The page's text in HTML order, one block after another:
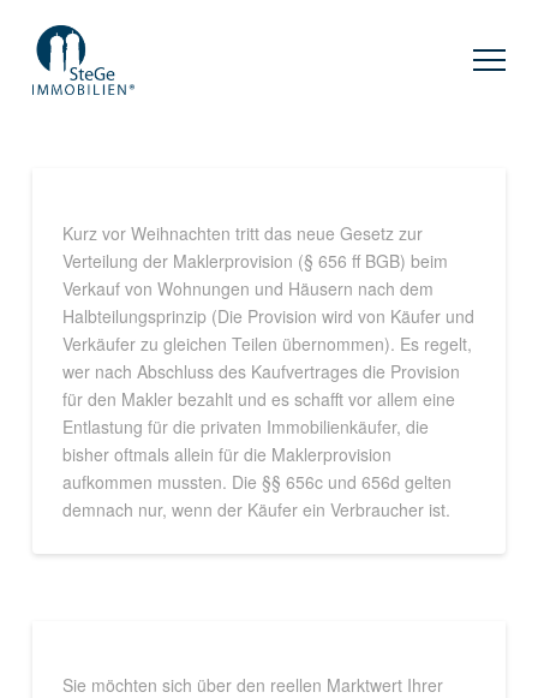
Kurz vor Weihnachten tritt das neue Gesetz zur
Verteilung der Maklerprovision (§ 656 ff BGB) beim
Verkauf von Wohnungen und Häusern nach dem
Halbteilungsprinzip (Die Provision wird von Käufer und
Verkäufer zu gleichen Teilen übernommen). Es regelt,
wer nach Abschluss des Kaufvertrages die Provision
für den Makler bezahlt und es schafft vor allem eine
Entlastung für die privaten Immobilienkäufer, die
bisher oftmals allein für die Maklerprovision
aufkommen mussten. Die §§ 656c und 656d gelten
demnach nur, wenn der Käufer ein Verbraucher ist.
Sie möchten sich über den reellen Marktwert Ihrer